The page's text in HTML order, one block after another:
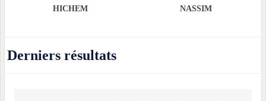
HICHEM NASSIM
Derniers résultats